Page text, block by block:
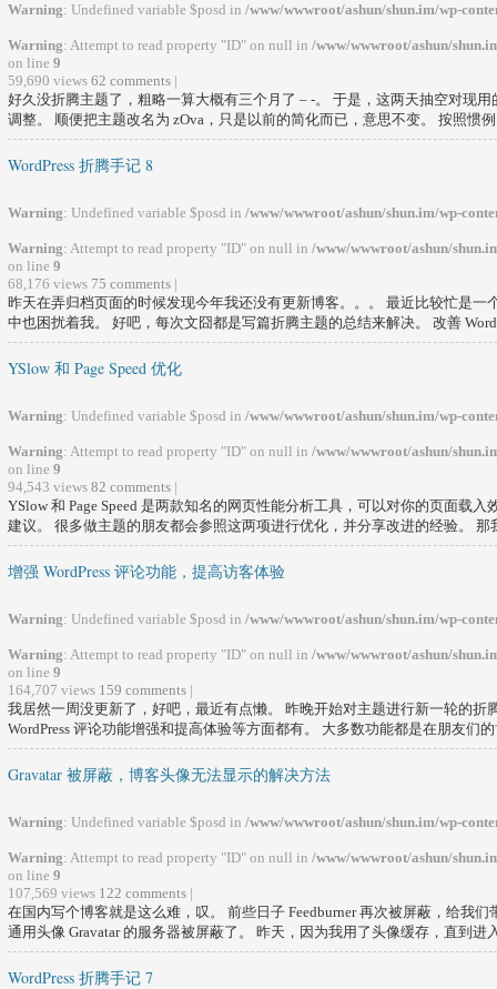
Warning: Undefined variable $posd in /www/wwwroot/ashun/shun.im/wp-
Warning: Attempt to read property "ID" on null in /www/wwwroot/ashun/
on line 9
59,690 views 62 comments |
好久没折腾主题了，粗略一算大概有三个月了 – -。 于是，这两天抽空对现用
调整。 顺便把主题改名为 zOva，只是以前的简化而已，意思不变。 按照惯
Warning: Undefined variable $posd in /www/wwwroot/ashun/shun.im/wp-
Warning: Attempt to read property "ID" on null in /www/wwwroot/ashun/
on line 9
68,176 views 75 comments |
WordPress 折腾手记 8
昨天在弄归档页面的时候发现今年我还没有更新博客。。。 最近比较忙是一
中也困扰着我。 好吧，每次文囧都是写篇折腾主题的总结来解决。 改善
Warning: Undefined variable $posd in /www/wwwroot/ashun/shun.im/wp-
Warning: Attempt to read property "ID" on null in /www/wwwroot/ashun/
on line 9
94,543 views 82 comments |
YSlow 和 Page Speed 优化
YSlow 和 Page Speed 是两款知名的网页性能分析工具，可以对你的页面载
建议。 很多做主题的朋友都会参照这两项进行优化，并分享改进的经验。 那
Warning: Undefined variable $posd in /www/wwwroot/ashun/shun.im/wp-
Warning: Attempt to read property "ID" on null in /www/wwwroot/ashun/
on line 9
164,707 views 159 comments |
增强 WordPress 评论功能，提高访客体验
我居然一周没更新了，好吧，最近有点懒。 昨晚开始对主题进行新一轮的折
WordPress 评论功能增强和提高体验等方面都有。 大多数功能都是在朋友们
Warning: Undefined variable $posd in /www/wwwroot/ashun/shun.im/wp-
Warning: Attempt to read property "ID" on null in /www/wwwroot/ashun/
on line 9
107,569 views 122 comments |
Gravatar 被屏蔽，博客头像无法显示的解决方法
在国内写个博客就是这么难，叹。 前些日子 Feedburner 再次被屏蔽，给我
通用头像 Gravatar 的服务器被屏蔽了。 昨天，因为我用了头像缓存，直到进
WordPress 折腾手记 7